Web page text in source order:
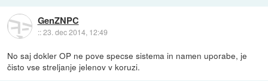
GenZNPC
::23. dec 2014, 12:49
No saj dokler OP ne pove specse sistema in namen uporabe, je
čisto vse streljanje jelenov v koruzi.